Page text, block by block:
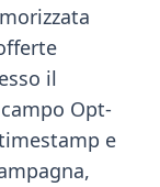
il
Opt-
e